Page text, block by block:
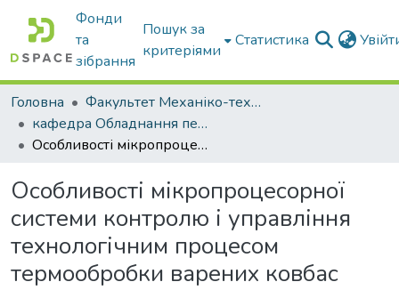
Фонди
та
зібрання
Пошук за
критеріями
Статистика
Головна
Факультет Механіко-технологічний
кафедра Обладнання переробних і харчових виробництв ім. професора Ф.Ю. Ялпачика
Особливості мікропроцесорної системи контролю і управління технологічним процесом термообробки варених ковбас
Особливості мікропроцесорної
системи контролю і управління
технологічним процесом
термообробки варених ковбас